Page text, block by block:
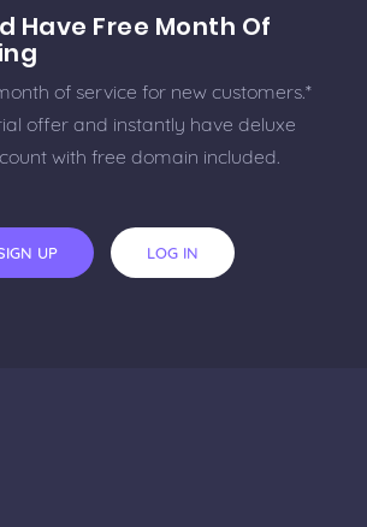
Have Free Month Of
of service for new customers.*
offer and instantly have deluxe
with free domain included.
UP LOG IN